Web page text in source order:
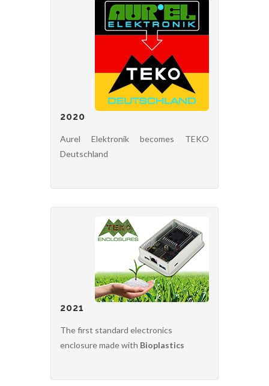
2020
Aurel Elektronik becomes TEKO
Deutschland
2021
The first standard electronics
enclosure made with Bioplastics